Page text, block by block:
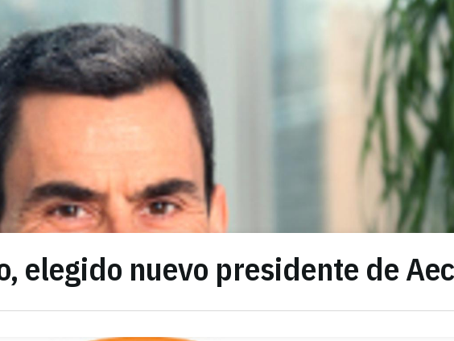
elegido nuevo presidente de